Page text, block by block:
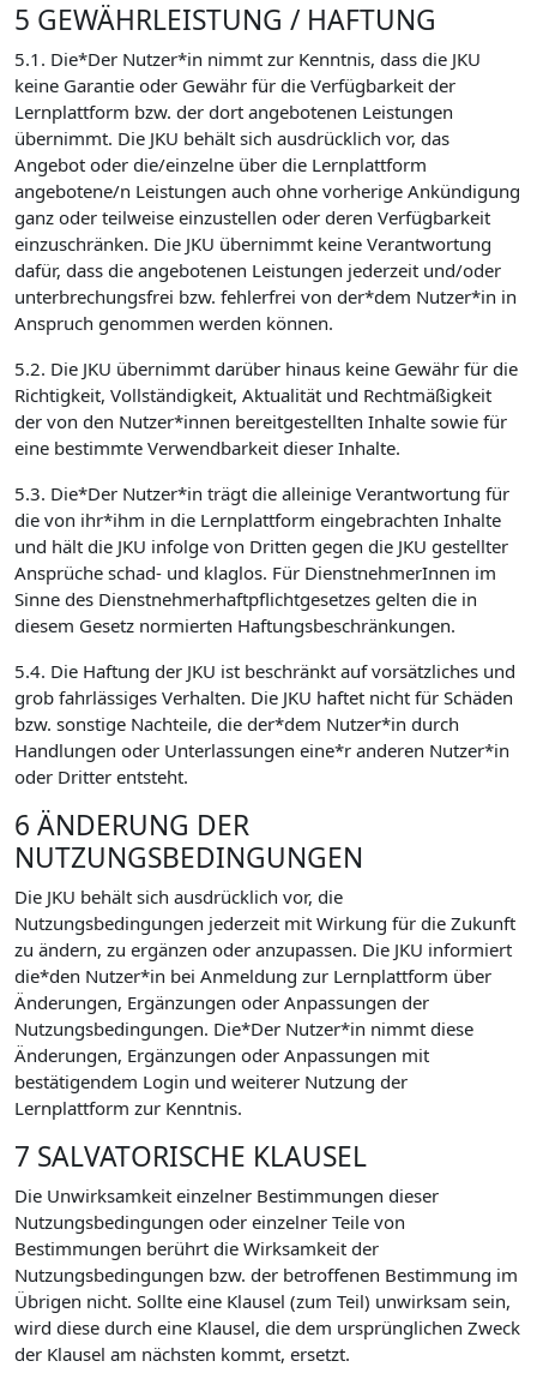
5 GEWÄHRLEISTUNG / HAFTUNG
5.1. Die*Der Nutzer*in nimmt zur Kenntnis, dass die JKU
keine Garantie oder Gewähr für die Verfügbarkeit der
Lernplattform bzw. der dort angebotenen Leistungen
übernimmt. Die JKU behält sich ausdrücklich vor, das
Angebot oder die/einzelne über die Lernplattform
angebotene/n Leistungen auch ohne vorherige Ankündigung
ganz oder teilweise einzustellen oder deren Verfügbarkeit
einzuschränken. Die JKU übernimmt keine Verantwortung
dafür, dass die angebotenen Leistungen jederzeit und/oder
unterbrechungsfrei bzw. fehlerfrei von der*dem Nutzer*in in
Anspruch genommen werden können.
5.2. Die JKU übernimmt darüber hinaus keine Gewähr für die
Richtigkeit, Vollständigkeit, Aktualität und Rechtmäßigkeit
der von den Nutzer*innen bereitgestellten Inhalte sowie für
eine bestimmte Verwendbarkeit dieser Inhalte.
5.3. Die*Der Nutzer*in trägt die alleinige Verantwortung für
die von ihr*ihm in die Lernplattform eingebrachten Inhalte
und hält die JKU infolge von Dritten gegen die JKU gestellter
Ansprüche schad- und klaglos. Für DienstnehmerInnen im
Sinne des Dienstnehmerhaftpflichtgesetzes gelten die in
diesem Gesetz normierten Haftungsbeschränkungen.
5.4. Die Haftung der JKU ist beschränkt auf vorsätzliches und
grob fahrlässiges Verhalten. Die JKU haftet nicht für Schäden
bzw. sonstige Nachteile, die der*dem Nutzer*in durch
Handlungen oder Unterlassungen eine*r anderen Nutzer*in
oder Dritter entsteht.
6 ÄNDERUNG DER
NUTZUNGSBEDINGUNGEN
Die JKU behält sich ausdrücklich vor, die
Nutzungsbedingungen jederzeit mit Wirkung für die Zukunft
zu ändern, zu ergänzen oder anzupassen. Die JKU informiert
die*den Nutzer*in bei Anmeldung zur Lernplattform über
Änderungen, Ergänzungen oder Anpassungen der
Nutzungsbedingungen. Die*Der Nutzer*in nimmt diese
Änderungen, Ergänzungen oder Anpassungen mit
bestätigendem Login und weiterer Nutzung der
Lernplattform zur Kenntnis.
7 SALVATORISCHE KLAUSEL
Die Unwirksamkeit einzelner Bestimmungen dieser
Nutzungsbedingungen oder einzelner Teile von
Bestimmungen berührt die Wirksamkeit der
Nutzungsbedingungen bzw. der betroffenen Bestimmung im
Übrigen nicht. Sollte eine Klausel (zum Teil) unwirksam sein,
wird diese durch eine Klausel, die dem ursprünglichen Zweck
der Klausel am nächsten kommt, ersetzt.